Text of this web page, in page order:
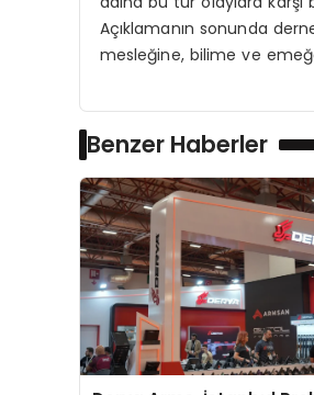
Açıklamanın sonunda
mesleğine, bilime ve
Benzer Haberler